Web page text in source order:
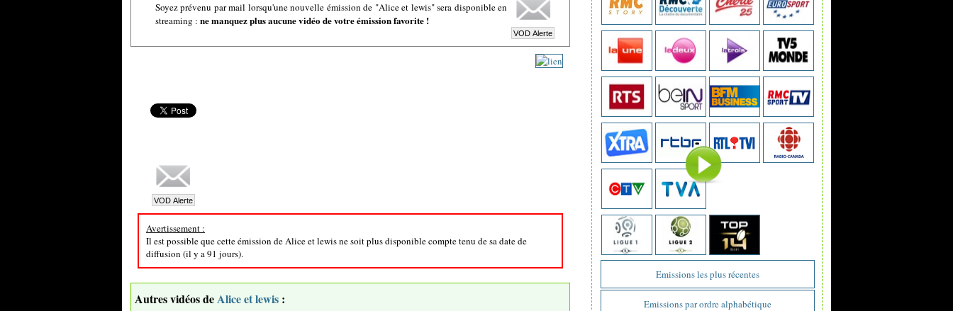
Emissions les plus récentes
Emissions par ordre alphabétique
Soyez prévenu par mail lorsqu'une nouvelle émission de "Alice et lewis" sera disponible en
streaming : ne manquez plus aucune vidéo de votre émission favorite !
Avertissement :
Il est possible que cette émission de Alice et lewis ne soit plus disponible compte tenu de sa date de
diffusion (il y a 91 jours).
Autres vidéos deAlice et lewis :